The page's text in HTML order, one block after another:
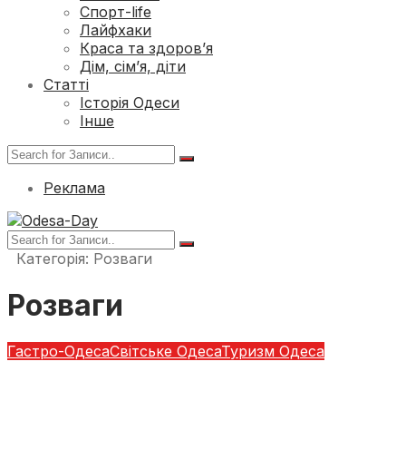
Спорт-life
Лайфхаки
Краса та здоров’я
Дім, сім’я, діти
Статті
Історія Одеси
Інше
Реклама
Категорія: Розваги
Розваги
Гастро-ОдесаСвітське ОдесаТуризм Одеса